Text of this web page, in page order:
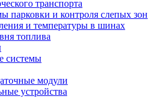
транспорта
парковки и контроля слепых зон
и температуры в шинах
топлива
системы
модули
устройства